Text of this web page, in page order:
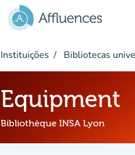
Instituições Bibliotecas
Equipment
Bibliothèque INSA Lyon